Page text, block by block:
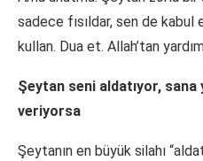
sadece fısıldar, sen de kabul
kullan. Dua et. Allah’tan
Şeytan seni aldatıyor,
veriyorsa
Şeytanın en büyük silahı